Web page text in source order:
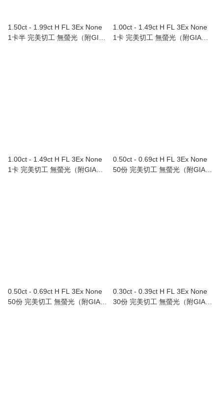
1.50ct - 1.99ct H FL 3Ex None
1卡半 完美切工 無螢光（附GIA
1.00ct - 1.49ct H FL 3Ex None
1卡 完美切工 無螢光（附GIA證
1.00ct - 1.49ct H FL 3Ex None
1卡 完美切工 無螢光（附GIA證
0.50ct - 0.69ct H FL 3Ex None
50份 完美切工 無螢光（附GIA證
0.50ct - 0.69ct H FL 3Ex None
50份 完美切工 無螢光（附GIA證
0.30ct - 0.39ct H FL 3Ex None
30份 完美切工 無螢光（附GIA證